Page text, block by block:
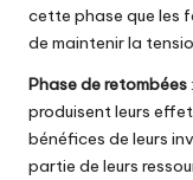
cette phase que les
de maintenir la
Phase de retombées
produisent leurs
bénéfices de leurs
partie de leurs